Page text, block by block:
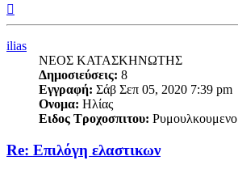
ilias
ΝΕΟΣ ΚΑΤΑΣΚΗΝΩΤΗΣ
Δημοσιεύσεις: 8
Εγγραφή: Σάβ Σεπ 05, 2020 7:39 pm
Ονομα: Ηλίας
Ειδος Τροχοσπιτου: Ρυμουλκουμενο
Re: Επιλόγη ελαστικων